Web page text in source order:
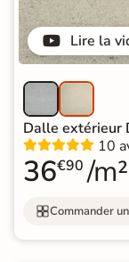
Lire la
Dalle extérieur
10
36€90 /m²
Commander